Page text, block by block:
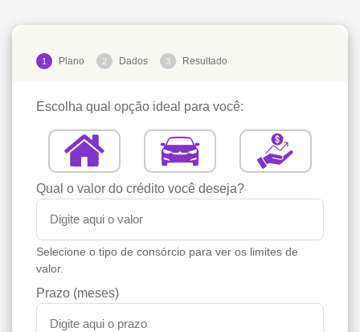
1 Plano 2 Dados 3 Resultado
Escolha qual opção ideal para você:
Qual o valor do crédito você deseja?
Selecione o tipo de consórcio para ver os limites de
valor.
Prazo (meses)